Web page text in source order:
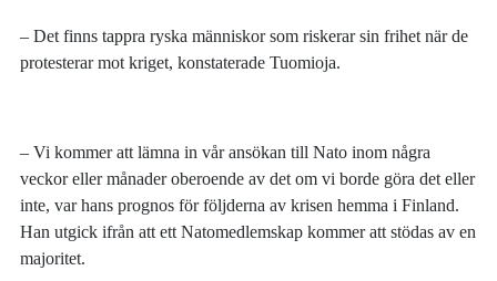
– Det finns tappra ryska människor som riskerar sin frihet när de
protesterar mot kriget, konstaterade Tuomioja.
– Vi kommer att lämna in vår ansökan till Nato inom några
veckor eller månader oberoende av det om vi borde göra det eller
inte, var hans prognos för följderna av krisen hemma i Finland.
Han utgick ifrån att ett Natomedlemskap kommer att stödas av en
majoritet.